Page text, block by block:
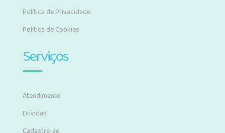
Política de Privacidade
Política de Cookies
Serviços
Atendimento
Dúvidas